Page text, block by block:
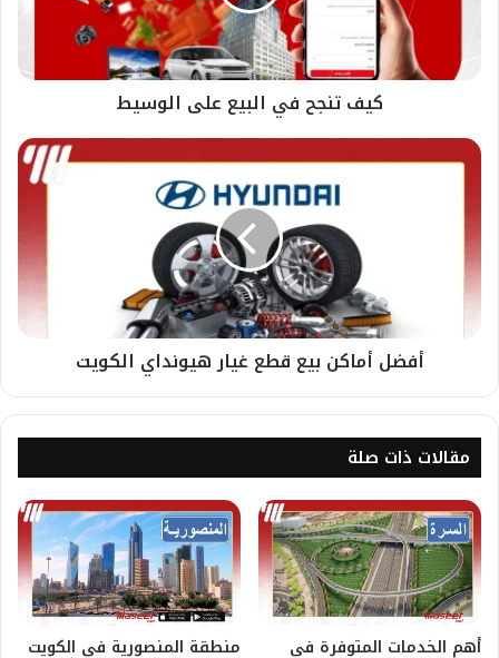
كيف تنجح في البيع على الوسيط
أفضل أماكن بيع قطع غيار هيونداي الكويت
مقالات ذات صلة
أهم الخدمات المتوفرة في منطقة المنصورية في الكويت